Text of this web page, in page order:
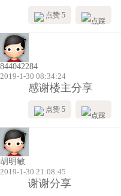
点赞 5
844042284
2019-1-30 08:34:24
感谢楼主分享
点赞 5
胡明敏
2019-1-30 21:08:45
谢谢分享